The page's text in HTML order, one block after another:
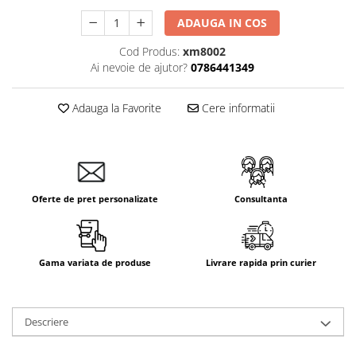
ADAUGA IN COS
Cod Produs: xm8002
Ai nevoie de ajutor? 0786441349
Adauga la Favorite Cere informatii
Oferte de pret personalizate Consultanta
Gama variata de produse Livrare rapida prin curier
Descriere